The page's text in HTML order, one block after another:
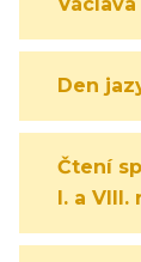
Den
Čtení
I. a VIII.